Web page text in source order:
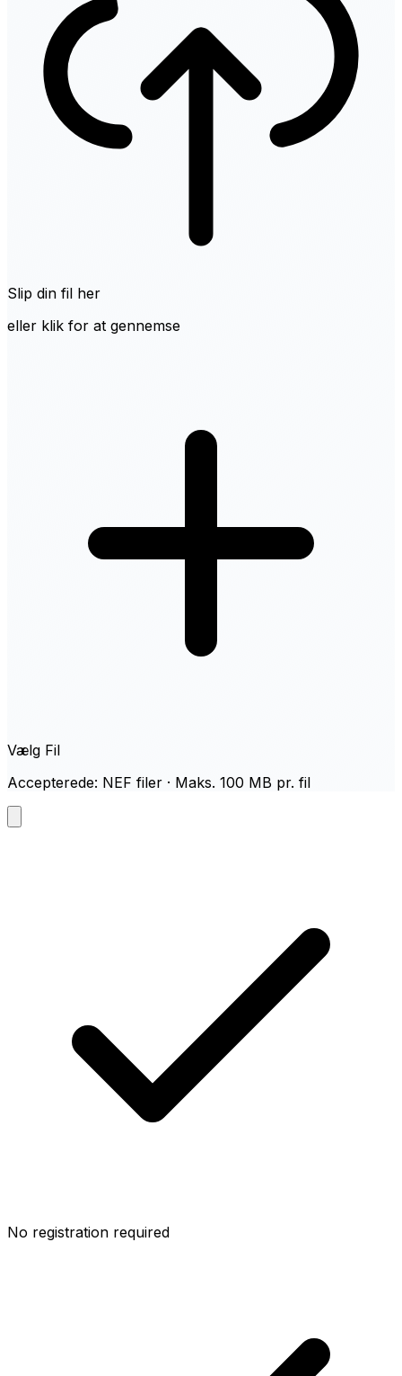
Slip din fil her
eller klik for at gennemse
Vælg Fil
Accepterede: NEF filer · Maks. 100 MB pr. fil
No registration required